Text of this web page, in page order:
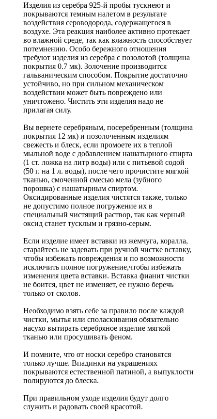
Изделия из серебра 925-й пробы тускнеют и
покрываются темным налетом в результате
воздействия сероводорода, содержащегося в
воздухе. Эта реакция наиболее активно протекает
во влажной среде, так как влажность способствует
потемнению. Особо бережного отношения
требуют изделия из серебра с позолотой (толщина
покрытия 0.7 мк). Золочение производится
гальваническим способом. Покрытие достаточно
устойчиво, но при сильном механическом
воздействии может быть повреждено или
уничтожено. Чистить эти изделия надо не
прилагая силу.
Вы вернете серебряным, посеребренным (толщина
покрытия 12 мк) и позолоченным изделиям
свежесть и блеск, если промоете их в теплой
мыльной воде с добавлением нашатырного спирта
(1 ст. ложка на литр воды) или с питьевой содой
(50 г. на 1 л. воды), после чего прочистите мягкой
тканью, смоченной смесью мела (зубного
порошка) с нашатырным спиртом.
Оксидированные изделия чистятся также, только
не допустимо полное погружение их в
специальный чистящий раствор, так как черный
оксид станет тусклым и грязно-серым.
Если изделие имеет вставки из жемчуга, коралла,
старайтесь не задевать при ручной чистке вставку,
чтобы избежать повреждения и по возможности
исключить полное погружение,чтобы избежать
изменения цвета вставки. Вставка фианит чистки
не боится, цвет не изменяет, ее нужно беречь
только от сколов.
Необходимо взять себе за правило после каждой
чистки, мытья или споласкивания обязательно
насухо вытирать серебряное изделие мягкой
тканью или просушивать феном.
И помните, что от носки серебро становятся
только лучше. Впадинки на украшениях
покрываются естественной патиной, а выпуклости
полируются до блеска.
При правильном уходе изделия будут долго
служить и радовать своей красотой.